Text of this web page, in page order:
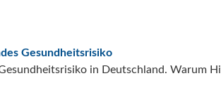
Gesundheitsrisiko
in Deutschland. Warum